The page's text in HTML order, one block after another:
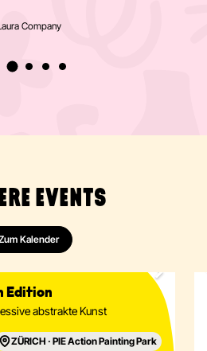
Broeken
EVENTS
Kalender
Painting
Edition
abstrakte Kunst
ZÜRICH · PIE Action Painting Park